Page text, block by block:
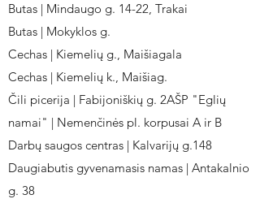
Butas | Mindaugo g. 14-22, Trakai
Butas | Mokyklos g.
Cechas | Kiemelių g., Maišiagala
Cechas | Kiemelių k., Maišiag.
Čili picerija | Fabijoniškių g. 2AŠP "Eglių
namai" | Nemenčinės pl. korpusai A ir B
Darbų saugos centras | Kalvarijų g.148
Daugiabutis gyvenamasis namas | Antakalnio
g. 38